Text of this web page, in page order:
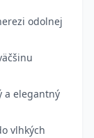
odolnej
a elegantný
vlhkých